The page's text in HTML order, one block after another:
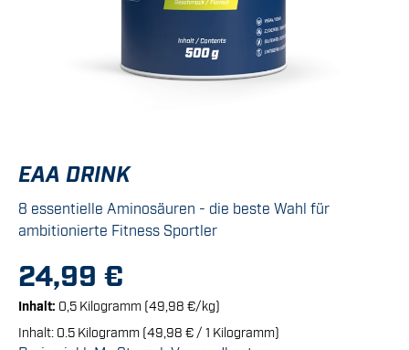
EAA DRINK
8 essentielle Aminosäuren - die beste Wahl für
ambitionierte Fitness Sportler
24,99 €
Inhalt: 0,5 Kilogramm (49,98 €/kg)
Inhalt: 0.5 Kilogramm (49,98 € / 1 Kilogramm)